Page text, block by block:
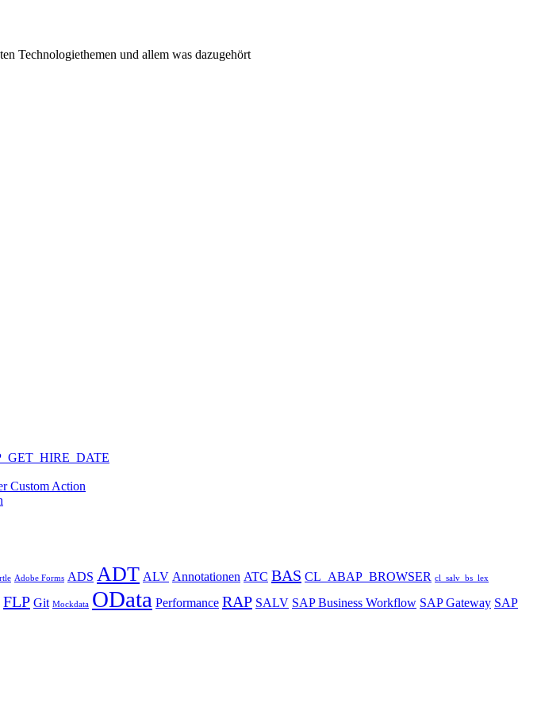
Technologiethemen und allem was dazugehört
Custom Action
Adobe Forms ADS ADT ALV Annotationen ATC BAS CL_ABAP_BROWSER cl_salv_bs_lex
FLP Git Mockdata OData Performance RAP SALV SAP Business Workflow SAP Gateway SAP